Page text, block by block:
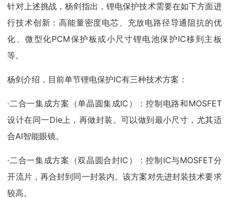
针对上述挑战，杨剑指出，锂电保护技术需要在如下方面进
行技术创新：高能量密度电芯、充放电路径导通阻抗的优
化、微型化PCM保护板或小尺寸锂电池保护IC移到主板
等。
杨剑介绍，目前单节锂电保护IC有三种技术方案：
·二合一集成方案（单晶圆集成IC）：控制电路和MOSFET
设计在同一Die上，再做封装。可以做到最小尺寸，尤其适
合AI智能眼镜。
·二合一集成方案（双晶圆合封IC）：控制IC与MOSFET分
开流片，再合封到同一封装内。该方案对先进封装技术要求
较高。